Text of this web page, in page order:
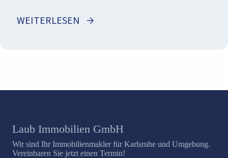
WEITERLESEN
Laub Immobilien GmbH
Wir sind Ihr Immobilienmakler für Karlsruhe und Umgebung.
Vereinbaren Sie jetzt einen Termin!